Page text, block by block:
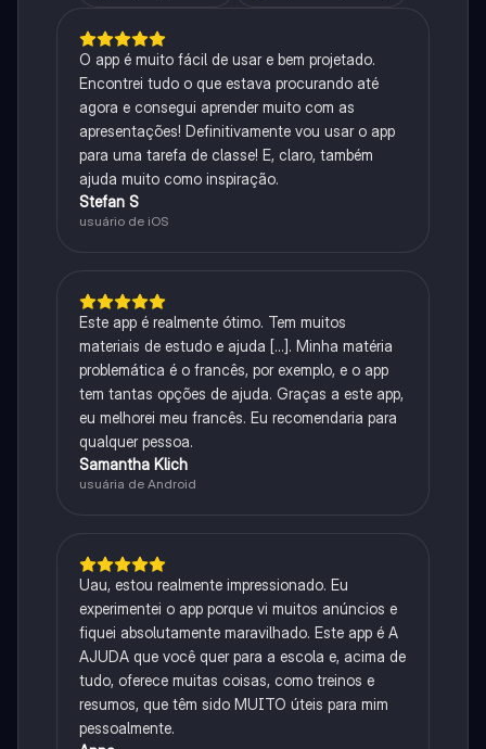
O app é muito fácil de usar e bem projetado.
Encontrei tudo o que estava procurando até
agora e consegui aprender muito com as
apresentações! Definitivamente vou usar o app
para uma tarefa de classe! E, claro, também
ajuda muito como inspiração.
Stefan S
usuário de iOS
Este app é realmente ótimo. Tem muitos
materiais de estudo e ajuda [...]. Minha matéria
problemática é o francês, por exemplo, e o app
tem tantas opções de ajuda. Graças a este app,
eu melhorei meu francês. Eu recomendaria para
qualquer pessoa.
Samantha Klich
usuária de Android
Uau, estou realmente impressionado. Eu
experimentei o app porque vi muitos anúncios e
fiquei absolutamente maravilhado. Este app é A
AJUDA que você quer para a escola e, acima de
tudo, oferece muitas coisas, como treinos e
resumos, que têm sido MUITO úteis para mim
pessoalmente.